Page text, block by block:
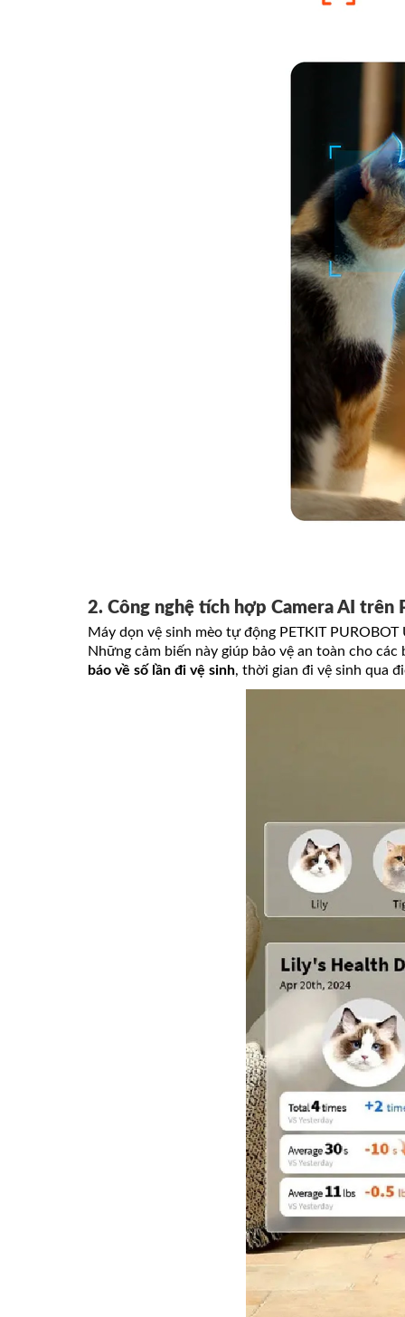
2. Công nghệ tích hợp Camera AI trên
Máy dọn vệ sinh mèo tự động PETKIT PUROBOT
Những cảm biến này giúp bảo vệ an toàn cho
báo về số lần đi vệ sinh, thời gian đi vệ sinh qua